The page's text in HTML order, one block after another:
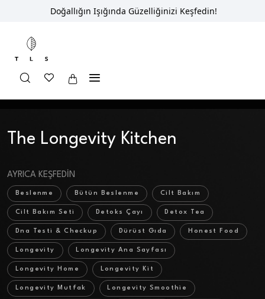
Doğallığın Işığında Güzelliğinizi Keşfedin!
The Longevity Kitchen
AYRICA KEŞFEDIN
Beslenme Bütün Beslenme Cilt Bakım
Cilt Bakım Seti Detoks Çayı Detox Tea
Dna Testi & Checkup Dürüst Gıda Honest Food
Longevity Longevity Ana Sayfası
Longevity Home Longevity Kit
Longevity Mutfak Longevity Smoothie